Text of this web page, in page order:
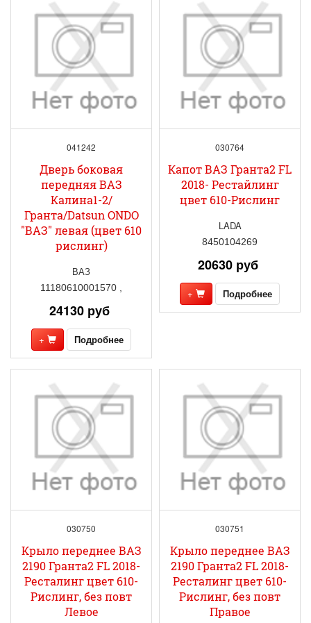
041242
Дверь боковая
передняя ВАЗ
Калина1-2/
Гранта/Datsun ONDO
"ВАЗ" левая (цвет 610
рислинг)
ВАЗ
11180610001570 ,
24130 руб
+ Подробнее
030764
Капот ВАЗ Гранта2 FL
2018- Рестайлинг
цвет 610-Рислинг
LADA
8450104269
20630 руб
+ Подробнее
030750
Крыло переднее ВАЗ
2190 Гранта2 FL 2018-
Ресталинг цвет 610-
Рислинг, без повт
Левое
030751
Крыло переднее ВАЗ
2190 Гранта2 FL 2018-
Ресталинг цвет 610-
Рислинг, без повт
Правое